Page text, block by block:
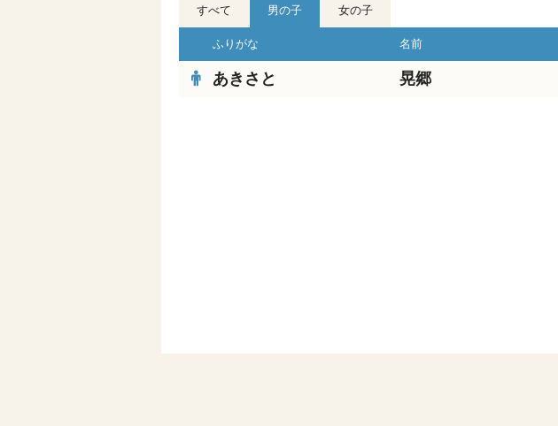
すべて 男の子 女の子
ふりがな 名前
あきさと 晃郷